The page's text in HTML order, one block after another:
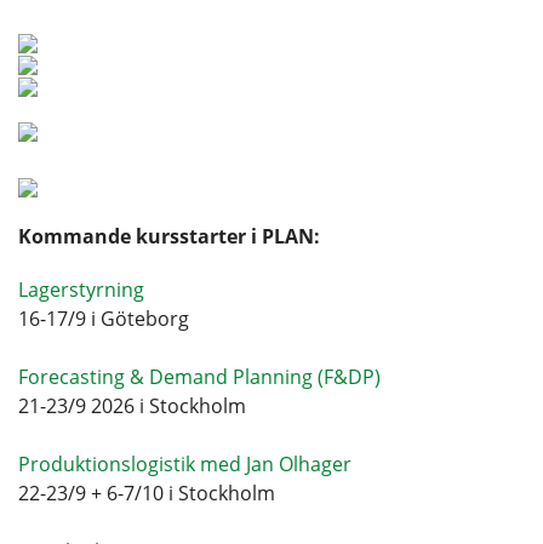
Kommande kursstarter i PLAN:
Lagerstyrning
16-17/9 i Göteborg
Forecasting & Demand Planning (F&DP)
21-23/9 2026 i Stockholm
Produktionslogistik med Jan Olhager
22-23/9 + 6-7/10 i Stockholm